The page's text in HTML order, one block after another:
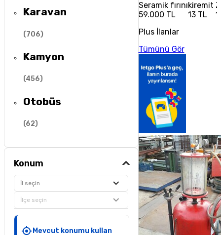
Karavan
(706)
Kamyon
(456)
Otobüs
(62)
Konum
İl seçin
İlçe seçin
Mevcut konumu kullan
Seramik fırını
59.000 TL
kiremit
13 TL
Plus İlanlar
Tümünü Gör